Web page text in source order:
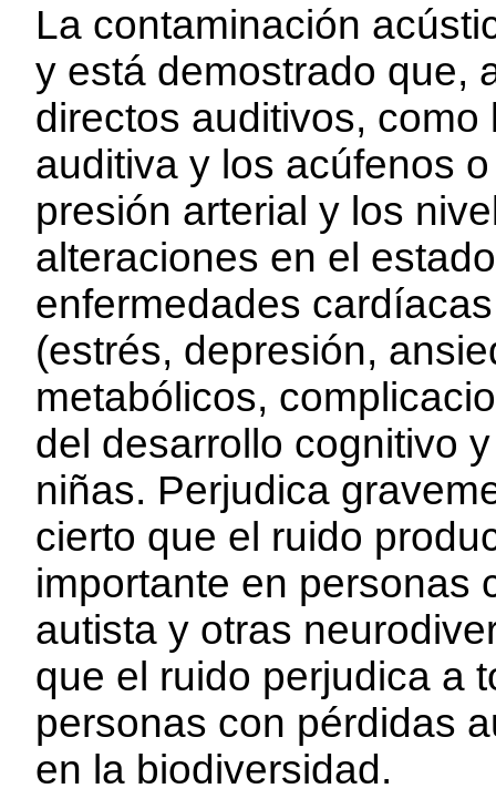
La contaminación
y está demostrado que,
directos auditivos,
auditiva y los acúfenos
presión arterial y los
alteraciones en el
enfermedades
(estrés, depresión,
metabólicos,
del desarrollo cognitivo
niñas. Perjudica
cierto que el ruido
importante en personas
autista y otras
que el ruido perjudica a
personas con pérdidas
en la biodiversidad.